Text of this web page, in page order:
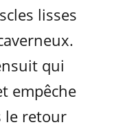
lisses
qui
empêche
le retour